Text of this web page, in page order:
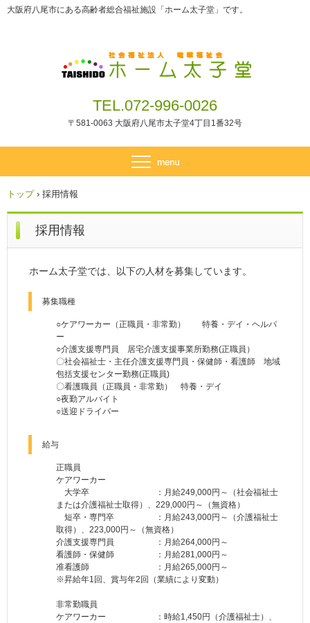
大阪府八尾市にある高齢者総合福祉施設「ホーム太子堂」です。
TEL.072-996-0026
〒581-0063 大阪府八尾市太子堂4丁目1番32号
トップ › 採用情報
採用情報
ホーム太子堂では、以下の人材を募集しています。
募集職種
○ケアワーカー（正職員・非常勤） 特養・デイ・ヘルパ
ー
○介護支援専門員 居宅介護支援事業所勤務(正職員）
〇社会福祉士・主任介護支援専門員・保健師・看護師 地域
包括支援センター勤務(正職員)
〇看護職員（正職員・非常勤） 特養・デイ
○夜勤アルバイト
○送迎ドライバー
給与
正職員
ケアワーカー
大学卒 ：月給249,000円～（社会福祉士
または介護福祉士取得）、229,000円～（無資格）
短卒・専門卒 ：月給243,000円～（介護福祉士
取得）、223,000円～（無資格）
介護支援専門員 ：月給264,000円～
看護師・保健師 ：月給281,000円～
准看護師 ：月給265,000円～
※昇給年1回、賞与年2回（業績により変動）
非常勤職員
ケアワーカー ：時給1,450円（介護福祉士）、